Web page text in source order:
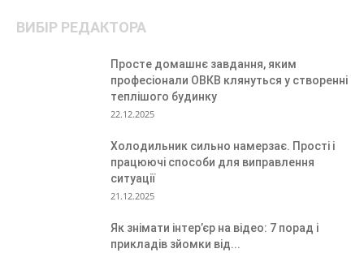
ВИБІР РЕДАКТОРА
Просте домашнє завдання, яким
професіонали ОВКВ клянуться у створенні
теплішого будинку
22.12.2025
Холодильник сильно намерзає. Прості і
працюючі способи для виправлення
ситуації
21.12.2025
Як знімати інтер’єр на відео: 7 порад і
прикладів зйомки від...